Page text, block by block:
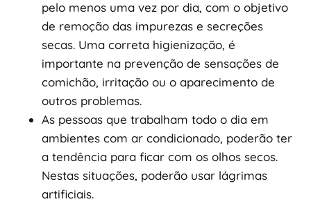
pelo menos uma vez por dia, com o objetivo
de remoção das impurezas e secreções
secas. Uma correta higienização, é
importante na prevenção de sensações de
comichão, irritação ou o aparecimento de
outros problemas.
As pessoas que trabalham todo o dia em
ambientes com ar condicionado, poderão ter
a tendência para ficar com os olhos secos.
Nestas situações, poderão usar lágrimas
artificiais.